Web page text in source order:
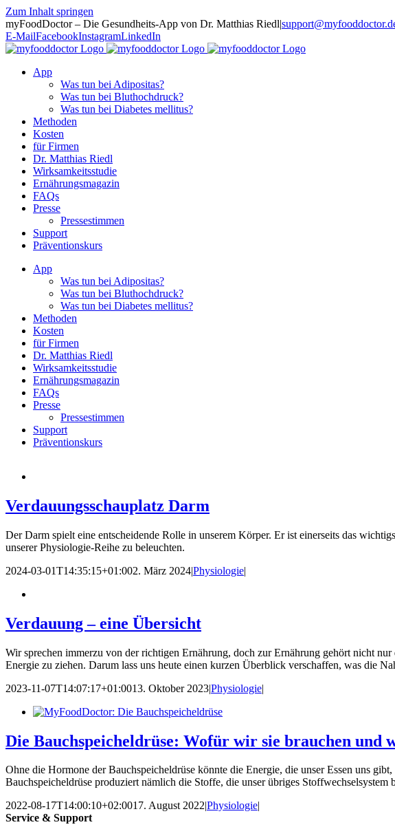
Zum Inhalt springen
myFoodDoctor – Die Gesundheits-App von Dr. Matthias Riedl|
E-MailFacebookInstagramLinkedIn
App
Was tun bei Adipositas?
Was tun bei Bluthochdruck?
Was tun bei Diabetes mellitus?
Methoden
Kosten
für Firmen
Dr. Matthias Riedl
Wirksamkeitsstudie
Ernährungsmagazin
FAQs
Presse
Pressestimmen
Support
Präventionskurs
App
Was tun bei Adipositas?
Was tun bei Bluthochdruck?
Was tun bei Diabetes mellitus?
Methoden
Kosten
für Firmen
Dr. Matthias Riedl
Wirksamkeitsstudie
Ernährungsmagazin
FAQs
Presse
Pressestimmen
Support
Präventionskurs
Verdauungsschauplatz Darm
Der Darm spielt eine entscheidende Rolle in unserem Körper. Er ist einerseits das
unserer Physiologie-Reihe zu beleuchten.
2024-03-01T14:35:15+01:002. März 2024|Physiologie|
Verdauung – eine Übersicht
Wir sprechen immerzu von der richtigen Ernährung, doch zur Ernährung gehört nicht
Energie zu ziehen. Darum lass uns heute einen kurzen Überblick verschaffen, was die
2023-11-07T14:07:17+01:0013. Oktober 2023|Physiologie|
Die Bauchspeicheldrüse: Wofür wir sie brauchen und
Ohne die Hormone der Bauchspeicheldrüse könnte die Energie, die unser Essen uns
Bauchspeicheldrüse produziert nämlich die Stoffe, die unser übriges
2022-08-17T14:00:10+02:0017. August 2022|Physiologie|
Service & Support